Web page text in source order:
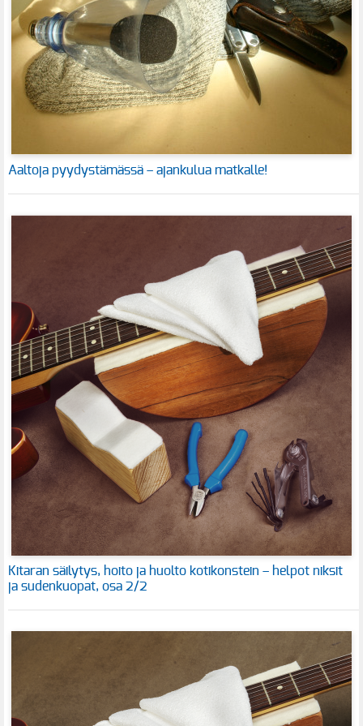
Aaltoja pyydystämässä – ajankulua matkalle!
Kitaran säilytys, hoito ja huolto kotikonstein – helpot niksit
ja sudenkuopat, osa 2/2